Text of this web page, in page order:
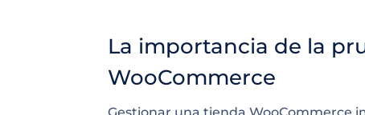
La importancia de la
WooCommerce